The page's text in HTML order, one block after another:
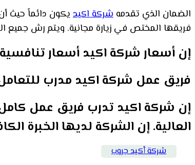
الضمان الذي تقدمه شركة اكيد يكون دائماً حيث
فريقها المختص في زيارة مجانية. ويتم رش
إن أسعار شركة اكيد أسعار
فريق عمل شركة اكيد مدرب للتعامل
إن شركة اكيد تدرب فريق عمل
العالية. إن الشركة لديها الخبرة
شركة أكيد جروب